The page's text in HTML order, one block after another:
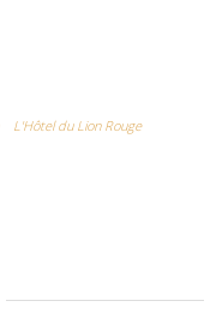
L'Hôtel du Lion Rouge